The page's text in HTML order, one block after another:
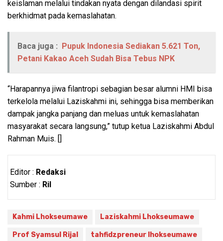
keislaman melalui tindakan nyata dengan dilandasi spirit
berkhidmat pada kemaslahatan.
Baca juga : Pupuk Indonesia Sediakan 5.621 Ton,
Petani Kakao Aceh Sudah Bisa Tebus NPK
“Harapannya jiwa filantropi sebagian besar alumni HMI bisa
terkelola melalui Laziskahmi ini, sehingga bisa memberikan
dampak jangka panjang dan meluas untuk kemaslahatan
masyarakat secara langsung,” tutup ketua Laziskahmi Abdul
Rahman Muis. []
Editor : Redaksi
Sumber : Ril
Kahmi Lhokseumawe Laziskahmi Lhokseumawe
Prof Syamsul Rijal tahfidzpreneur lhokseumawe